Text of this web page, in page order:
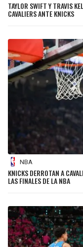
TAYLOR SWIFT Y TRAVIS
CAVALIERS ANTE KNICKS
NBA
KNICKS DERROTAN A
LAS FINALES DE LA NBA